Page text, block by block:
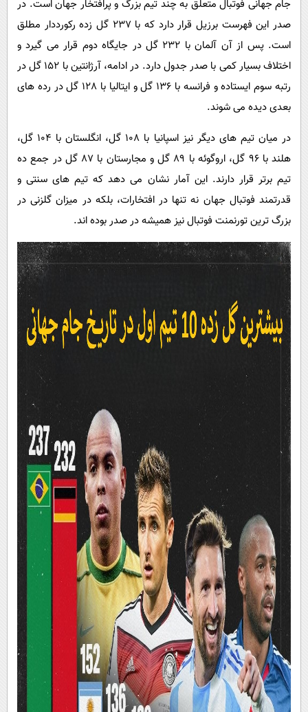
سرگرمی
حوادث
سلامت
فرهنگی
بین الملل
سیاست خارجی
پیامک
روانشناسی
دانلود
جام جهانی فوتبال متعلق به چند تیم بزرگ و پرافتخار جهان است. در
صدر این فهرست برزیل قرار دارد که با 237 گل زده رکورددار مطلق
است. پس از آن آلمان با 232 گل در جایگاه دوم قرار می گیرد و
اختلاف بسیار کمی با صدر جدول دارد. در ادامه، آرژانتین با 152 گل در
رتبه سوم ایستاده و فرانسه با 136 گل و ایتالیا با 128 گل در رده های
بعدی دیده می شوند.
در میان تیم های دیگر نیز اسپانیا با 108 گل، انگلستان با 104 گل،
هلند با 96 گل، اروگوئه با 89 گل و مجارستان با 87 گل در جمع ده
تیم برتر قرار دارند. این آمار نشان می دهد که تیم های سنتی و
قدرتمند فوتبال جهان نه تنها در افتخارات، بلکه در میزان گلزنی در
بزرگ ترین تورنمنت فوتبال نیز همیشه در صدر بوده اند.